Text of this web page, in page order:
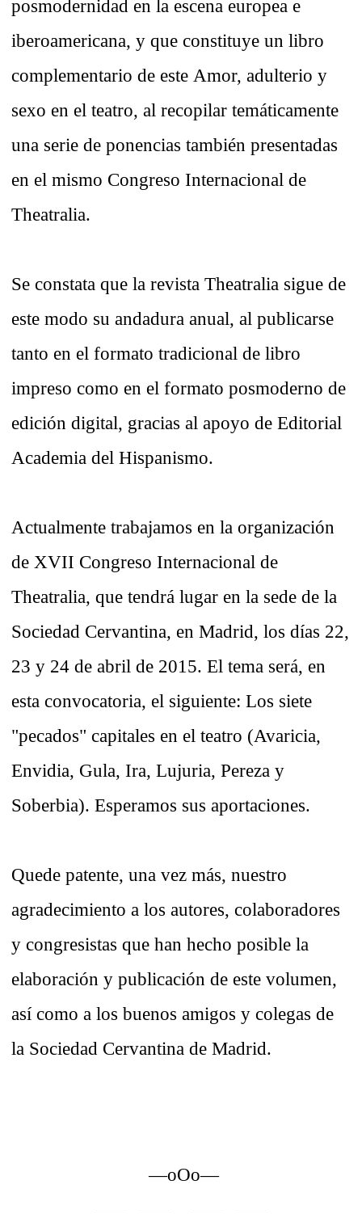
posmodernidad en la escena europea e
iberoamericana, y que constituye un libro
complementario de este Amor, adulterio y
sexo en el teatro, al recopilar temáticamente
una serie de ponencias también presentadas
en el mismo Congreso Internacional de
Theatralia.
Se constata que la revista Theatralia sigue de
este modo su andadura anual, al publicarse
tanto en el formato tradicional de libro
impreso como en el formato posmoderno de
edición digital, gracias al apoyo de Editorial
Academia del Hispanismo.
Actualmente trabajamos en la organización
de XVII Congreso Internacional de
Theatralia, que tendrá lugar en la sede de la
Sociedad Cervantina, en Madrid, los días 22,
23 y 24 de abril de 2015. El tema será, en
esta convocatoria, el siguiente: Los siete
"pecados" capitales en el teatro (Avaricia,
Envidia, Gula, Ira, Lujuria, Pereza y
Soberbia). Esperamos sus aportaciones.
Quede patente, una vez más, nuestro
agradecimiento a los autores, colaboradores
y congresistas que han hecho posible la
elaboración y publicación de este volumen,
así como a los buenos amigos y colegas de
la Sociedad Cervantina de Madrid.
—oOo—